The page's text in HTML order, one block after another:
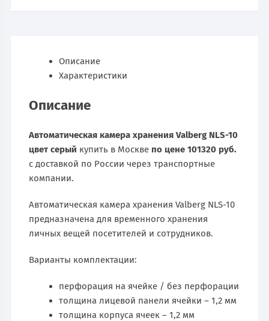
Описание
Характеристики
Описание
Автоматическая камера хранения Valberg NLS-10
цвет серый купить в Москве по цене 101320 руб.
с доставкой по России через транспортные
компании.
Автоматическая камера хранения Valberg NLS-10
предназначена для временного хранения
личных вещей посетителей и сотрудников.
Варианты комплектации:
перфорация на ячейке / без перфорации
толщина лицевой панели ячейки – 1,2 мм
толщина корпуса ячеек – 1,2 мм